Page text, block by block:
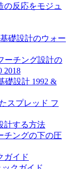
の反応をモジュ
礎設計のウォー
ーチング設計の
2018
礎設計 1992 &
スプレッド フ
計する方法
チングの下の圧
ガイド